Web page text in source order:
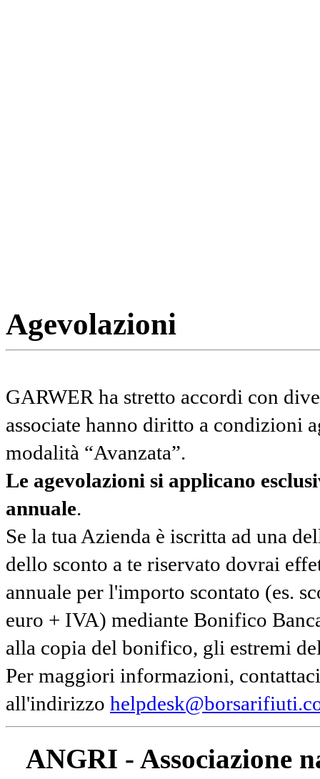
Agevolazioni
GARWER ha stretto accordi con
associate hanno diritto a condizioni
modalità “Avanzata”.
Le agevolazioni si applicano
annuale.
Se la tua Azienda è iscritta ad una
dello sconto a te riservato dovrai
annuale per l'importo scontato (es.
euro + IVA) mediante Bonifico
alla copia del bonifico, gli estremi
Per maggiori informazioni,
all'indirizzo
ANGRI - Associazione